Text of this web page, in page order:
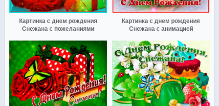
Картинка с днем рождения
Снежана с пожеланиями
Картинка с днем рождения
Снежана с анимацией